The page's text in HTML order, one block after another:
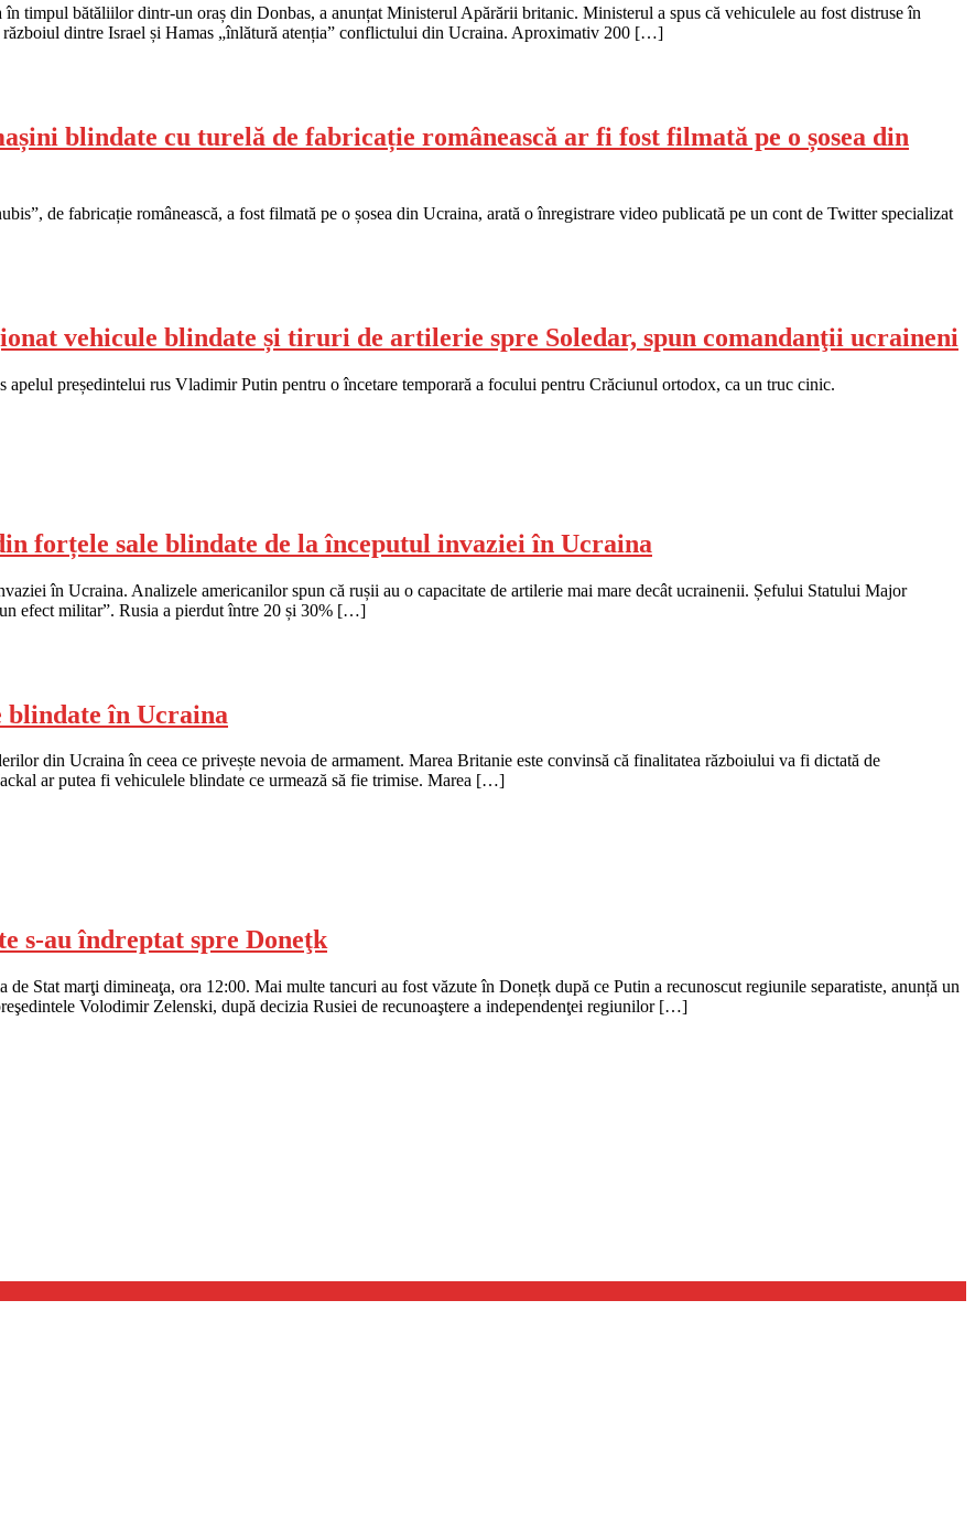
timpul bătăliilor dintr-un oraș din Donbas, a anunțat Ministerul Apărării britanic. Ministerul a spus că vehiculele au fost distruse în
dintre Israel și Hamas „înlătură atenția” conflictului din Ucraina. Aproximativ 200 […]
blindate cu turelă de fabricație românească ar fi fost filmată pe o șosea din
de fabricație românească, a fost filmată pe o șosea din Ucraina, arată o înregistrare video publicată pe un cont de Twitter specializat
vehicule blindate și tiruri de artilerie spre Soledar, spun comandanţii ucraineni
președintelui rus Vladimir Putin pentru o încetare temporară a focului pentru Crăciunul ortodox, ca un truc cinic.
forțele sale blindate de la începutul invaziei în Ucraina
în Ucraina. Analizele americanilor spun că rușii au o capacitate de artilerie mai mare decât ucrainenii. Șefului Statului Major
efect militar”. Rusia a pierdut între 20 și 30% […]
în Ucraina
din Ucraina în ceea ce privește nevoia de armament. Marea Britanie este convinsă că finalitatea războiului va fi dictată de
ar putea fi vehiculele blindate ce urmează să fie trimise. Marea […]
s-au îndreptat spre Doneţk
Stat marţi dimineaţa, ora 12:00. Mai multe tancuri au fost văzute în Donețk după ce Putin a recunoscut regiunile separatiste, anunță un
Volodimir Zelenski, după decizia Rusiei de recunoaştere a independenţei regiunilor […]